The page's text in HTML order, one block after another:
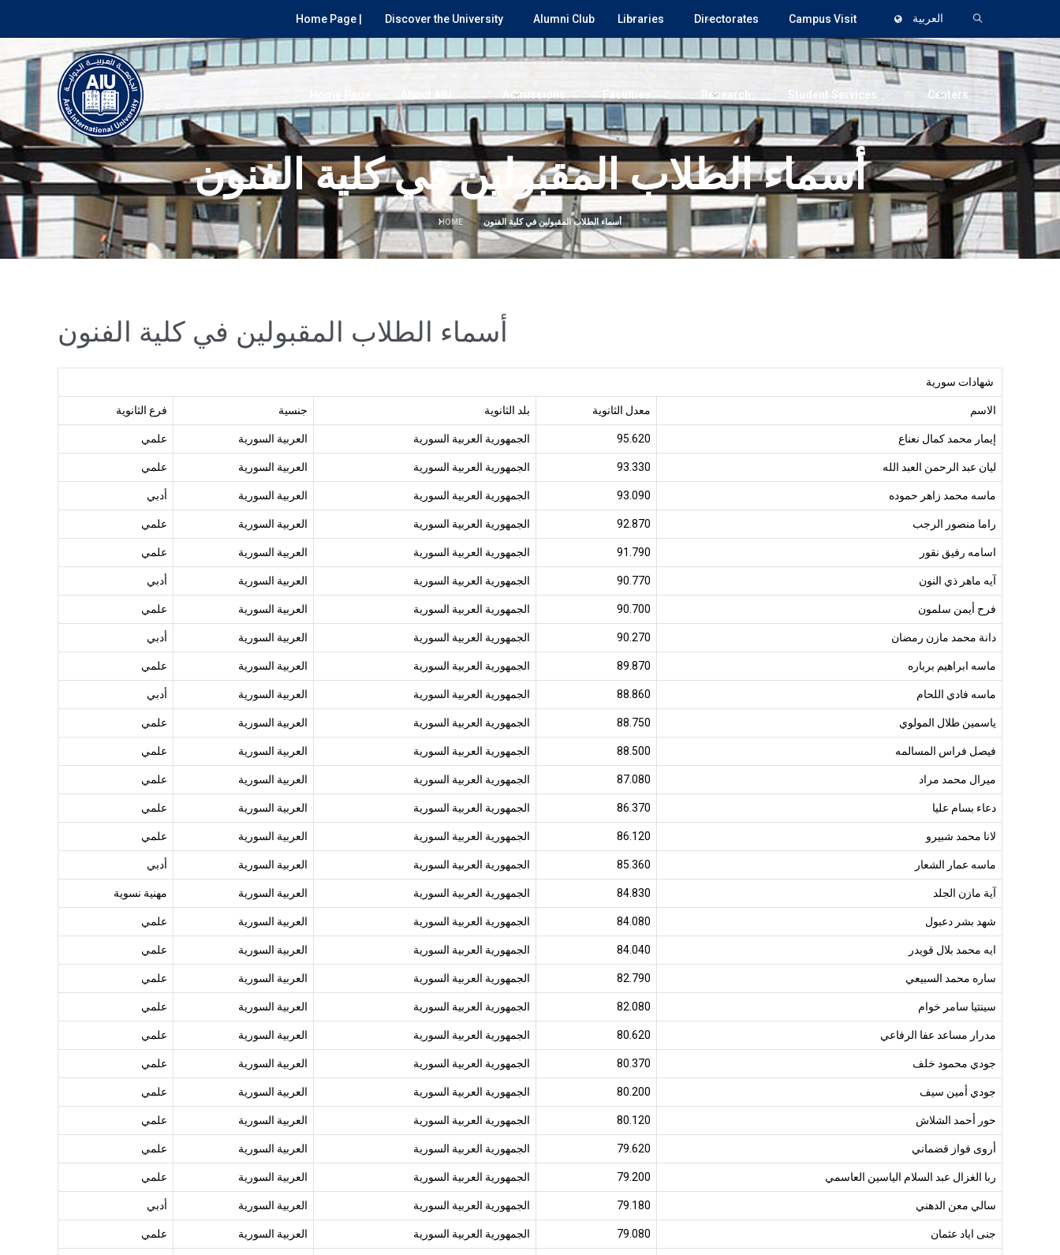
Home Page | Discover the University Alumni Club Libraries Directorates Campus Visit العربية
Admissions Faculties Research Student Services Centers
أسماء الطلاب المقبولين في كلية الفنون
HOME أسماء الطلاب المقبولين في كلية الفنون
أسماء الطلاب المقبولين في كلية الفنون
شهادات سورية
الاسم معدل الثانوية بلد الثانوية جنسية فرع الثانوية
إيمار محمد كمال نعناع 95.620 الجمهورية العربية السورية العربية السورية علمي
ليان عبد الرحمن العبد الله 93.330 الجمهورية العربية السورية العربية السورية علمي
ماسه محمد زاهر حموده 93.090 الجمهورية العربية السورية العربية السورية أدبي
راما منصور الرجب 92.870 الجمهورية العربية السورية العربية السورية علمي
اسامه رفيق نقور 91.790 الجمهورية العربية السورية العربية السورية علمي
آيه ماهر ذي النون 90.770 الجمهورية العربية السورية العربية السورية أدبي
فرح أيمن سلمون 90.700 الجمهورية العربية السورية العربية السورية علمي
دانة محمد مازن رمضان 90.270 الجمهورية العربية السورية العربية السورية أدبي
ماسه ابراهيم برباره 89.870 الجمهورية العربية السورية العربية السورية علمي
ماسه فادي اللحام 88.860 الجمهورية العربية السورية العربية السورية أدبي
ياسمين طلال المولوي 88.750 الجمهورية العربية السورية العربية السورية علمي
فيصل فراس المسالمه 88.500 الجمهورية العربية السورية العربية السورية علمي
ميرال محمد مراد 87.080 الجمهورية العربية السورية العربية السورية علمي
دعاء بسام عليا 86.370 الجمهورية العربية السورية العربية السورية علمي
لانا محمد شبيرو 86.120 الجمهورية العربية السورية العربية السورية علمي
ماسه عمار الشعار 85.360 الجمهورية العربية السورية العربية السورية أدبي
آية مازن الجلد 84.830 الجمهورية العربية السورية العربية السورية مهنية نسوية
شهد بشر دعبول 84.080 الجمهورية العربية السورية العربية السورية علمي
ايه محمد بلال قويدر 84.040 الجمهورية العربية السورية العربية السورية علمي
ساره محمد السبيعي 82.790 الجمهورية العربية السورية العربية السورية علمي
سينتيا سامر خوام 82.080 الجمهورية العربية السورية العربية السورية علمي
مدرار مساعد عفا الرفاعي 80.620 الجمهورية العربية السورية العربية السورية علمي
جودي محمود خلف 80.370 الجمهورية العربية السورية العربية السورية علمي
جودي أمين سيف 80.200 الجمهورية العربية السورية العربية السورية علمي
حور أحمد الشلاش 80.120 الجمهورية العربية السورية العربية السورية علمي
أروى فواز قضماني 79.620 الجمهورية العربية السورية العربية السورية علمي
ربا الغزال عبد السلام الياسين العاسمي 79.200 الجمهورية العربية السورية العربية السورية علمي
سالي معن الدهني 79.180 الجمهورية العربية السورية العربية السورية أدبي
جنى اياد عثمان 79.080 الجمهورية العربية السورية العربية السورية علمي